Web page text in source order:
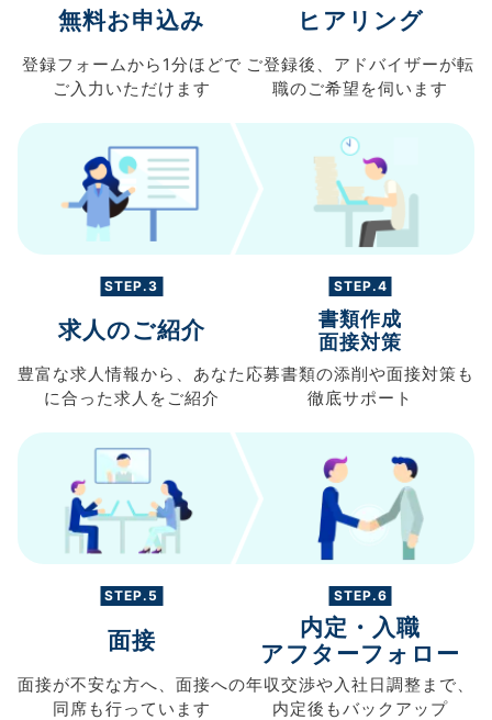
無料お申込み
登録フォームから 1分ほどで
ご入力 いただけます
ヒアリング
ご登録後、 アドバイザーが転
職のご希望を伺います
STEP.3
求人のご紹介
豊富な求人情報から、 あなた
に合った求人を ご紹介
STEP.4
書類作成
面接対策
応募書類の添削や面接対策も
徹底サポート
STEP.5
面接
面接が不安な方へ、 面接への
同席も行っています
STEP.6
内定・入職
アフターフォロー
年収交渉や入社日調整まで、
内定後もバックアップ